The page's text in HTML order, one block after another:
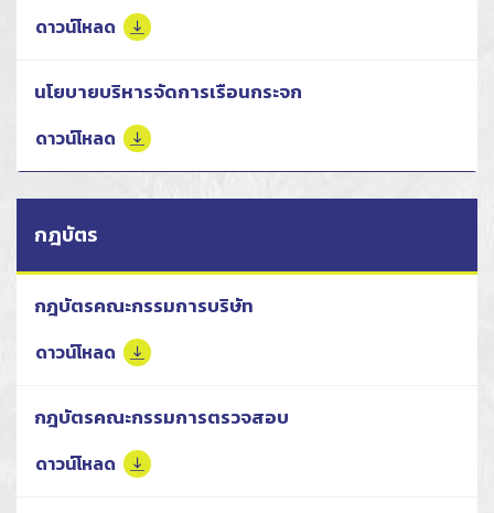
ดาวน์โหลด
นโยบายบริหารจัดการเรือนกระจก
ดาวน์โหลด
กฎบัตร
กฎบัตรคณะกรรมการบริษัท
ดาวน์โหลด
กฎบัตรคณะกรรมการตรวจสอบ
ดาวน์โหลด